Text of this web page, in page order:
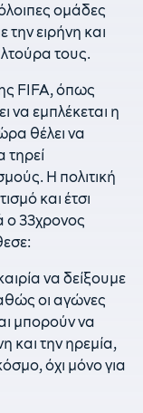
ομάδες
την ειρήνη και
τους.
FIFA, όπως
να εμπλέκεται η
θέλει να
τηρεί
Η πολιτική
και έτσι
ο 33χρονος
να δείξουμε
οι αγώνες
μπορούν να
και την ηρεμία,
όχι μόνο για